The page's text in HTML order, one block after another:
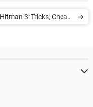
Hitman 3: Tricks, Cheats